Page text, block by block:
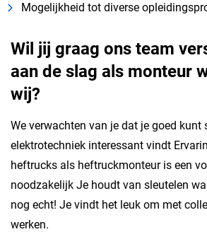
Mogelijkheid tot diverse
Wil jij graag ons team
aan de slag als monteur
wij?
We verwachten van je dat je goed kunt
elektrotechniek interessant vindt
heftrucks als heftruckmonteur is een
noodzakelijk Je houdt van sleutelen
nog echt! Je vindt het leuk om met
werken.